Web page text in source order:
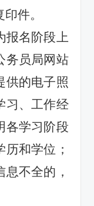
件。
报名阶段上
务员局网站
供的电子照
习、工作经
各学习阶段
和学位；
不全的，